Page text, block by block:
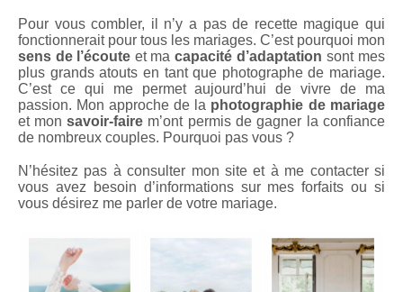
Pour vous combler, il n’y a pas de recette magique qui
fonctionnerait pour tous les mariages. C’est pourquoi mon
sens de l’écoute et ma capacité d’adaptation sont mes
plus grands atouts en tant que photographe de mariage.
C’est ce qui me permet aujourd’hui de vivre de ma
passion. Mon approche de la photographie de mariage
et mon savoir-faire m’ont permis de gagner la confiance
de nombreux couples. Pourquoi pas vous ?
N’hésitez pas à consulter mon site et à me contacter si
vous avez besoin d’informations sur mes forfaits ou si
vous désirez me parler de votre mariage.